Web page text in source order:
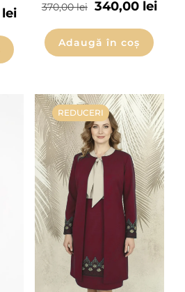
lei
370,00lei 340,00 lei
Adaugă în coș
REDUCERI